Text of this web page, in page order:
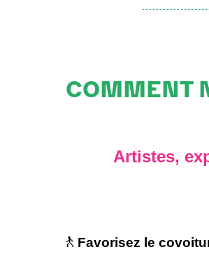
COMMENT
Artistes,
🚶 Favorisez le